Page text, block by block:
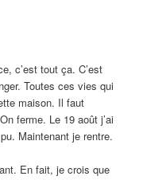
c’est tout ça. C’est
Toutes ces vies qui
maison. Il faut
ferme. Le 19 août j’ai
Maintenant je rentre.
En fait, je crois que